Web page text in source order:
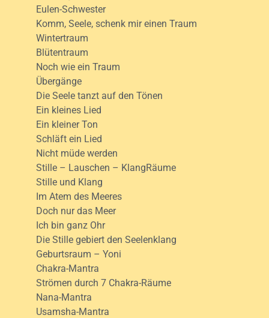
Eulen-Schwester
Komm, Seele, schenk mir einen Traum
Wintertraum
Blütentraum
Noch wie ein Traum
Übergänge
Die Seele tanzt auf den Tönen
Ein kleines Lied
Ein kleiner Ton
Schläft ein Lied
Nicht müde werden
Stille – Lauschen – KlangRäume
Stille und Klang
Im Atem des Meeres
Doch nur das Meer
Ich bin ganz Ohr
Die Stille gebiert den Seelenklang
Geburtsraum – Yoni
Chakra-Mantra
Strömen durch 7 Chakra-Räume
Nana-Mantra
Usamsha-Mantra